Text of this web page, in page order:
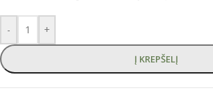
- +
Į KREPŠELĮ